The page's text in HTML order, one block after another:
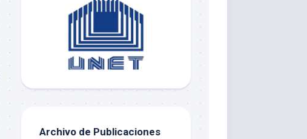
Archivo de Publicaciones